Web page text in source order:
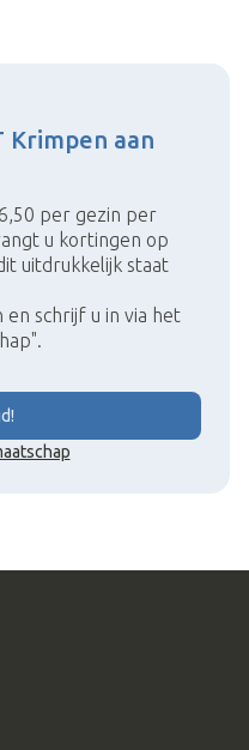
Krimpen aan
per gezin per
u kortingen op
uitdrukkelijk staat
schrijf u in via het